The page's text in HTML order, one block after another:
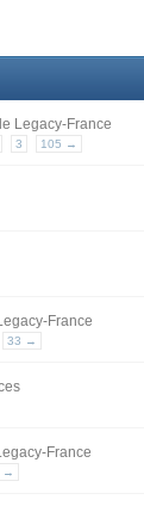
Legacy-France
3 105 →
France
33 →
France
→